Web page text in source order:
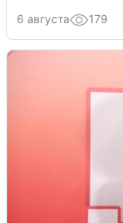
6 августа 179